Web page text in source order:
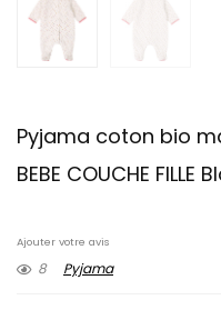
Pyjama coton bio
BEBE COUCHE FILLE
Ajouter votre avis
8 Pyjama